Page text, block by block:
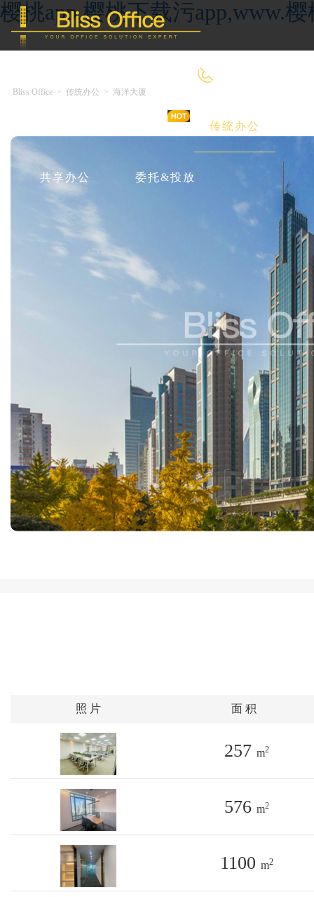
樱桃app,樱桃下载污app,www.
传统办公
共享办公 委托&投放
Bliss Office > 传统办公 > 海洋大厦
照 片 面 积
257 m2
576 m2
1100 m2